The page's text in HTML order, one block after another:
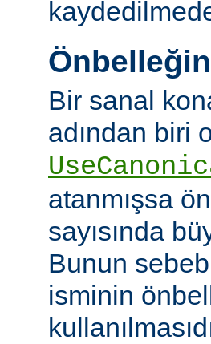
Önbelleğin
Bir sanal
adından biri
atanmışsa
sayısında
Bunun
isminin